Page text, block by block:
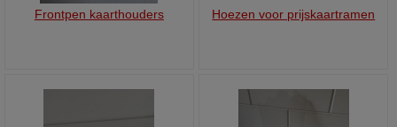
Frontpen kaarthouders Hoezen voor prijskaartramen